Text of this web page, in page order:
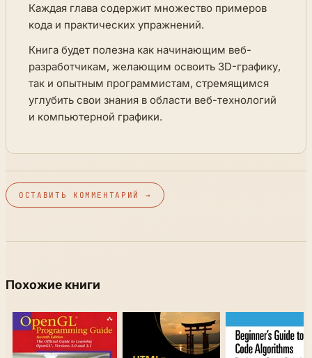
Каждая глава содержит множество примеров
кода и практических упражнений.
Книга будет полезна как начинающим веб-
разработчикам, желающим освоить 3D-графику,
так и опытным программистам, стремящимся
углубить свои знания в области веб-технологий
и компьютерной графики.
ОСТАВИТЬ КОММЕНТАРИЙ →
Похожие книги